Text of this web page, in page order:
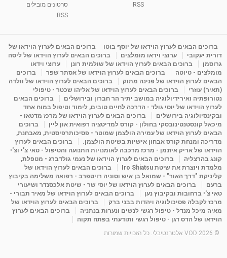
RSS
סרטונים מובילים
RSS
ברוכים הבאים לערוץ הוידאו של יוסף בוטו
ברוכים הבאים לערוץ הוידאו של
דורית יעקובי
ערוצי וידאו מומלצים
ברוכים הבאים לערוץ הוידאו של ליסה
גרוסמן
ברוכים הבאים לערוץ הוידאו של שולמית רונן
ערוצי וידאו
מומלצים - טיוטה
ברוכים הבאים לערוץ הוידאו של אסתר שפר
ברוכים
הבאים לערוץ הוידאו של פנינה מתוק
ברוכים הבאים לערוץ הוידאו של וולדה
(תאיר) עוזרי
ברוכים הבאים לערוץ הוידאו של אליהו שכטר - טיפולי
נטורופתיה ואירידיולוגיה במושב יתיר הר חברון ובירושלים
ברוכים הבאים
לערוץ הוידאו של יוסי גולד - הדרכה לחיים טובים, לימוד וטיפול במוח אחד
ובקינסיולוגיה בירושלים
ברוכים הבאים לערוץ הוידאו של מרכז מדטאו -
מיכאל קונסטנטינובסקי בחולון - קורס למדיטציה רפואית און ליין
ברוכים
הבאים לערוץ הוידאו של עמירה הולצמן שמוטר - פסיכותרפיסטית, מאבחנת,
מדריכה ומנחת קורס אבחון אישיות בשיטת הולצמן.
ברוכים הבאים לערוץ
הוידאו של אריק איזנמן - מרכז מרכבה לאומנויות התנועה והטיפול - טאי צ'י וצ'י
קונג בהרצליה
ברוכים הבאים לערוץ הוידאו של נעמי גולדברג - מטפלת,
מלמדת ויוצרת את שיטת Iro Shiatsu
ברוכים הבאים לערוץ הוידאו של
קליניקת "דרך האור" - שמואל בן איש וסוניה רויטפרב - רפואה משלימה בקיבוץ
ברעם
ברוכים הבאים לערוץ הוידאו של יוסי שר - שיטת אלכסנדר ושיעורי
טאי צ'י ברחובות ובקיבוץ נען
ברוכים הבאים לערוץ הוידאו של מאיר תבורי -
מרכז לקבלה פסיכולוגיה ויהדות בבני ברק
ברוכים הבאים לערוץ הוידאו של
מאיה מיכל מנדל - טיפול רגשי לנשים ונערות בנתניה
ברוכים הבאים לערוץ
הוידאו של הדס דגן - טיפול רגשי ותודעתי בפתח תקוה
© 2026 VOD אלטרנטיבלי. כל הזכויות שמורות.